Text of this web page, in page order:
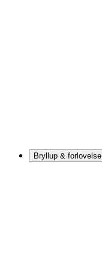
Bryllup & forlovelse